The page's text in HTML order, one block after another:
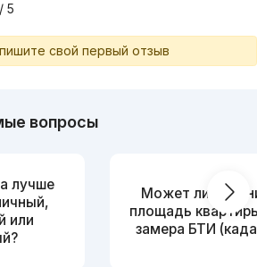
5
свой первый отзыв
вопросы
лучше
или
Может ли
площадь
замера БТИ